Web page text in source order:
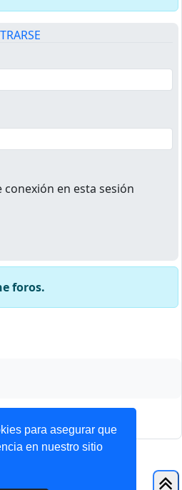
para asegurar que
en nuestro sitio
en esta sesión
foros.
2025
| Condiciones